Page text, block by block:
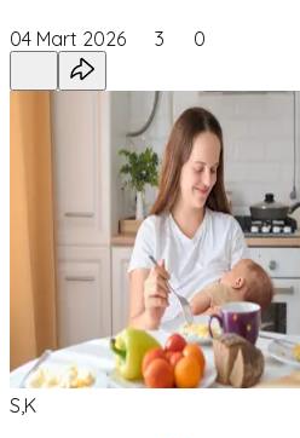
04 Mart 2026 3 0
S,K